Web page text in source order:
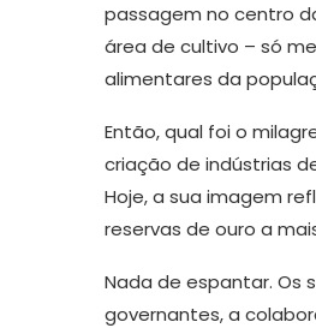
passagem no centro
área de cultivo – só
alimentares da
Então, qual foi o
criação de indústrias
Hoje, a sua imagem
reservas de ouro a
Nada de espantar. Os
governantes, a